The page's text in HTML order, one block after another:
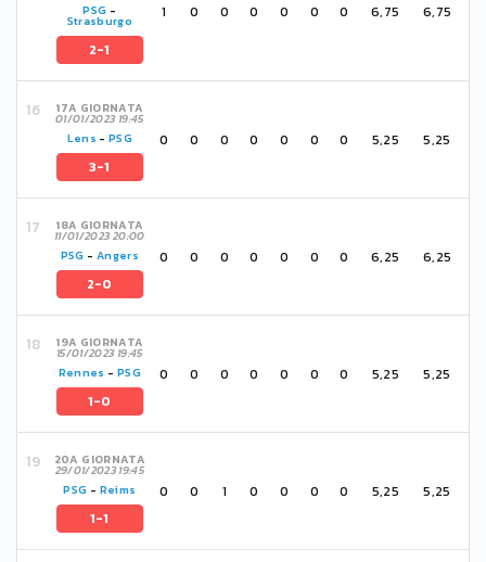
PSG -
Strasburgo
2-1
1 0 0 0 0 0 0 6,75 6,75
17A GIORNATA
01/01/2023 19:45
Lens -PSG
3-1
0 0 0 0 0 0 0 5,25 5,25
18A GIORNATA
11/01/2023 20:00
PSG - Angers
2-0
0 0 0 0 0 0 0 6,25 6,25
19A GIORNATA
15/01/2023 19:45
Rennes - PSG
1-0
0 0 0 0 0 0 0 5,25 5,25
20A GIORNATA
29/01/2023 19:45
PSG - Reims
1-1
0 0 1 0 0 0 0 5,25 5,25